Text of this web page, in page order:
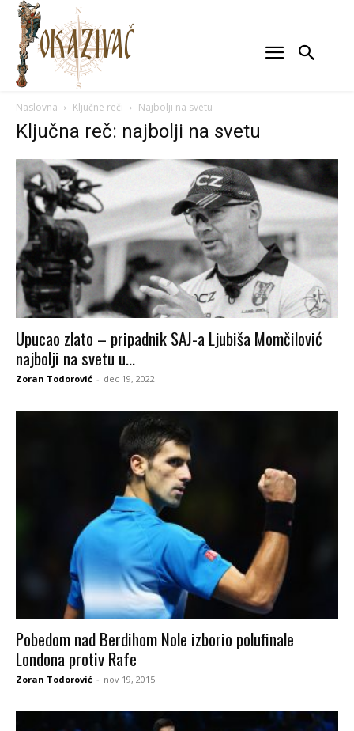
Naslovna Ključne reči Najbolji na svetu
Ključna reč: najbolji na svetu
Upucao zlato – pripadnik SAJ-a Ljubiša Momčilović
najbolji na svetu u...
Zoran Todorović - dec 19, 2022
Pobedom nad Berdihom Nole izborio polufinale
Londona protiv Rafe
Zoran Todorović - nov 19, 2015